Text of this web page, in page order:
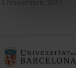
3 Noviembre, 2011